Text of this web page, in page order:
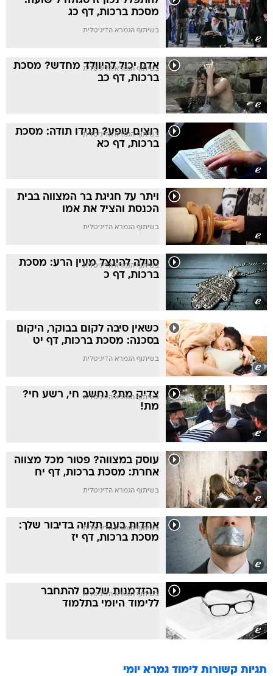
מסכת ברכות, דף כג
בשיתוף הגמרא הדיגיטלית
אדם יכול להיוולד מחדש? מסכת
ברכות, דף כב
בשיתוף הגמרא הדיגיטלית
רוצים שפע? תגידו תודה: מסכת
ברכות, דף כא
בשיתוף הגמרא הדיגיטלית
ויתר על חגיגת בר המצווה בבית
הכנסת והציל את אמו
בשיתוף הגמרא הדיגיטלית
סגולה להינצל מעין הרע: מסכת
ברכות, דף כ
בשיתוף הגמרא הדיגיטלית
כשאין סיבה לקום בבוקר, היקום
בסכנה: מסכת ברכות, דף יט
בשיתוף הגמרא הדיגיטלית
צדיק מת? נחשב חי, רשע חי?
מת!
בשיתוף הגמרא הדיגיטלית
עוסק במצווה? פטור מכל מצווה
אחרת: מסכת ברכות, דף יח
בשיתוף הגמרא הדיגיטלית
אחדות בעם תלויה בדיבור שלך:
מסכת ברכות, דף יז
בשיתוף הגמרא הדיגיטלית
ההזדמנות שלכם להתחבר
ללימוד היומי בתלמוד
בשיתוף הגמרא הדיגיטלית
תגיות קשורות לימוד גמרא יומי